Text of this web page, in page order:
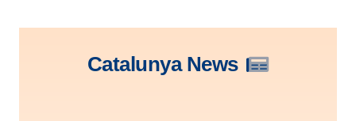
Catalunya News